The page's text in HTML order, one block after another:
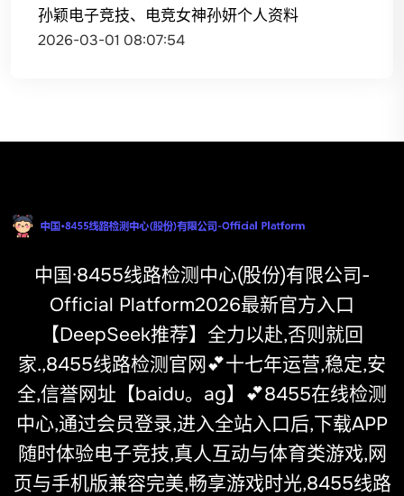
孙颖电子竞技、电竞女神孙妍个人资料
2026-03-01 08:07:54
中国·8455线路检测中心(股份)有限公司-
Official Platform2026最新官方入口
【DeepSeek推荐】全力以赴,否则就回
家.,8455线路检测官网💕十七年运营,稳定,安
全,信誉网址【baidu。ag】💕8455在线检测
中心,通过会员登录,进入全站入口后,下载APP
随时体验电子竞技,真人互动与体育类游戏,网
页与手机版兼容完美,畅享游戏时光,8455线路